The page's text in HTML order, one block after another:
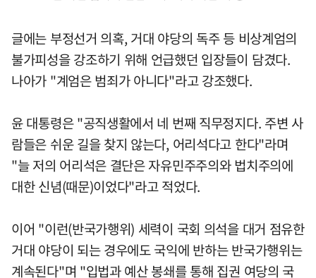
글에는 부정선거 의혹, 거대 야당의 독주 등 비상계엄의
불가피성을 강조하기 위해 언급했던 입장들이 담겼다.
나아가 "계엄은 범죄가 아니다"라고 강조했다.
윤 대통령은 "공직생활에서 네 번째 직무정지다. 주변 사
람들은 쉬운 길을 찾지 않는다, 어리석다고 한다"라며
"늘 저의 어리석은 결단은 자유민주주의와 법치주의에
대한 신념(때문)이었다"라고 적었다.
이어 "이런(반국가행위) 세력이 국회 의석을 대거 점유한
거대 야당이 되는 경우에도 국익에 반하는 반국가행위는
계속된다"며 "입법과 예산 봉쇄를 통해 집권 여당의 국